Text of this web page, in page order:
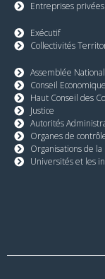
Entreprises
Exécutif
Collectivités
Assemblée
Conseil
Haut Conseil des
Justice
Autorités
Organes de
Organisations de
Universités et les